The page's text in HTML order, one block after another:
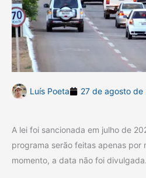
Luís Poeta 27 de agosto de
A lei foi sancionada em julho de
programa serão feitas apenas por
momento, a data não foi divulgada.